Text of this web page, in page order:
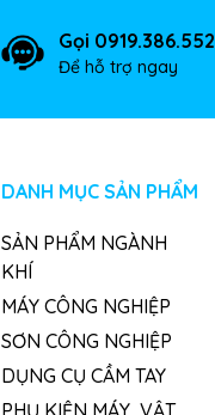
Gọi 0919.386.552
Để hỗ trợ ngay
DANH MỤC SẢN PHẨM
SẢN PHẨM NGÀNH
KHÍ
MÁY CÔNG NGHIỆP
SƠN CÔNG NGHIỆP
DỤNG CỤ CẦM TAY